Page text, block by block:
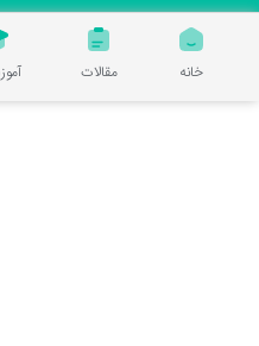
مقالات آموزشگاه